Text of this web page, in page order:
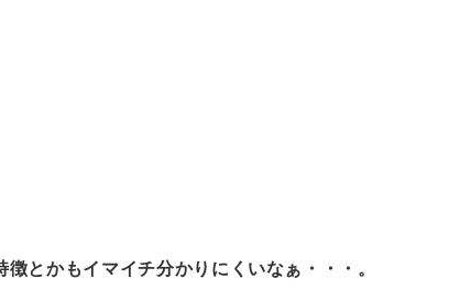
とかもイマイチ分かりにくいなぁ・・・。